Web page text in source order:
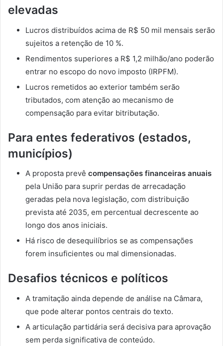
elevadas
Lucros distribuídos acima de R$ 50 mil mensais serão
sujeitos a retenção de 10 %.
Rendimentos superiores a R$ 1,2 milhão/ano poderão
entrar no escopo do novo imposto (IRPFM).
Lucros remetidos ao exterior também serão
tributados, com atenção ao mecanismo de
compensação para evitar bitributação.
Para entes federativos (estados,
municípios)
A proposta prevê compensações financeiras anuais
pela União para suprir perdas de arrecadação
geradas pela nova legislação, com distribuição
prevista até 2035, em percentual decrescente ao
longo dos anos iniciais.
Há risco de desequilíbrios se as compensações
forem insuficientes ou mal dimensionadas.
Desafios técnicos e políticos
A tramitação ainda depende de análise na Câmara,
que pode alterar pontos centrais do texto.
A articulação partidária será decisiva para aprovação
sem perda significativa de conteúdo.